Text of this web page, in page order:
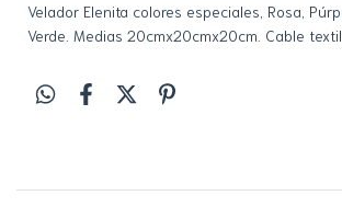
Velador Elenita colores especiales, Rosa,
Verde. Medias 20cmx20cmx20cm. Cable textil